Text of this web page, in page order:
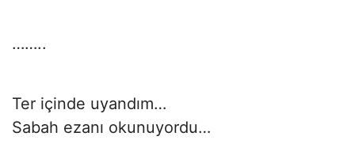
……..
Ter içinde uyandım…
Sabah ezanı okunuyordu…